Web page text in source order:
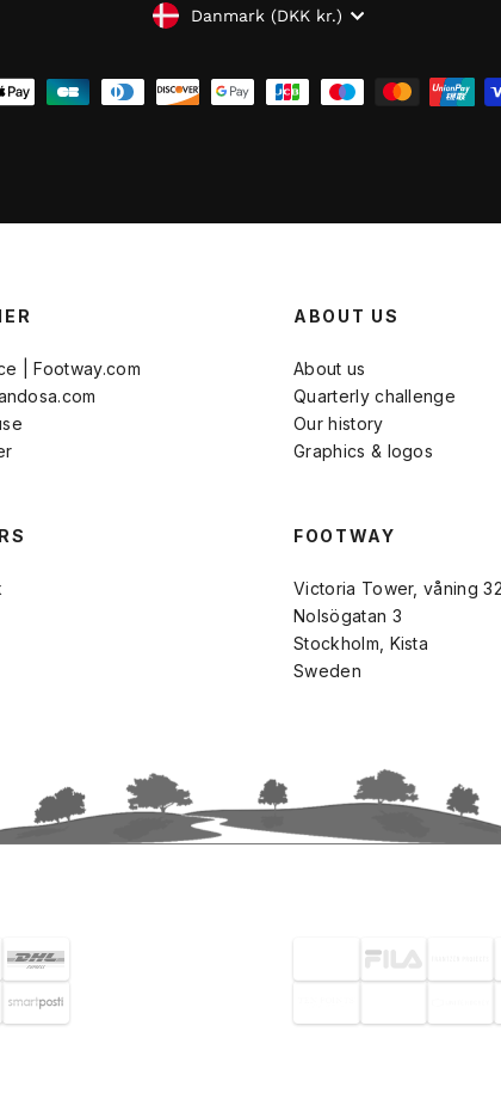
VALUTA
Danmark (DKK kr.)
| Footway.com
ABOUT US
About us
Quarterly challenge
Our history
Graphics & logos
FOOTWAY
Victoria Tower, våning 32
Nolsögatan 3
Stockholm, Kista
Sweden